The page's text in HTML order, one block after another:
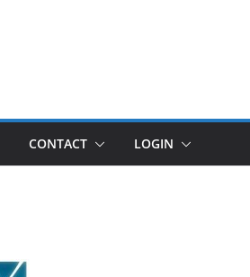
CONTACT LOGIN